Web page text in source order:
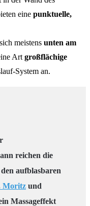
eine punktuelle,
meistens unten am
Art großflächige
System an.
reichen die
aufblasbaren
Moritz und
Massageffekt